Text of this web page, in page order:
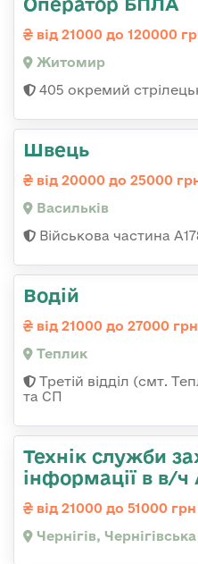
від 21000 до 120000
Житомир
405 окремий
Швець
від 20000 до 25000
Васильків
Військова частина
Водій
від 21000 до 27000 грн
Теплик
Третій відділ (смт.
та СП
Технік служби
інформації в в/ч
від 21000 до 51000 грн
Чернігів,